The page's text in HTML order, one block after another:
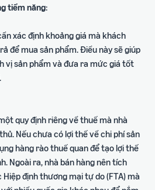
tiềm năng:
xác định khoảng giá mà khách
để mua sản phẩm. Điều này sẽ giúp
vị sản phẩm và đưa ra mức giá tốt
quy định riêng về thuế mà nhà
Nếu chưa có lợi thế về chi phí sản
hàng rào thuế quan để tạo lợi thế
Ngoài ra, nhà bán hàng nên tích
định thương mại tự do (FTA) mà